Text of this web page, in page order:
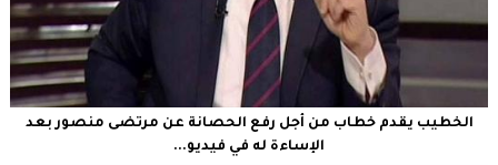
الخطيب يقدم خطاب من أجل رفع الحصانة عن مرتضى منصور بعد
الإساءة له في فيديو...